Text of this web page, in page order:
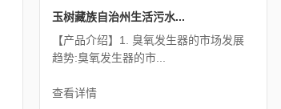
玉树藏族自治州生活污水...
【产品介绍】1. 臭氧发生器的市场发展
趋势:臭氧发生器的市...
查看详情